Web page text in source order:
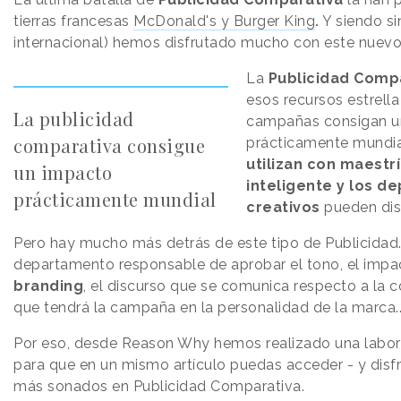
tierras francesas McDonald's y Burger King. Y siendo
internacional) hemos disfrutado mucho con este
La publicidad
comparativa consigue
un impacto
prácticamente mundial
La Publicidad
esos recursos
campañas consigan
prácticamente
utilizan con
inteligente y los
creativos pueden
Pero hay mucho más detrás de este tipo de
departamento responsable de aprobar el tono, el
branding, el discurso que se comunica respecto a la
que tendrá la campaña en la personalidad de la
Por eso, desde Reason Why hemos realizado una
para que en un mismo artículo puedas acceder - y
más sonados en Publicidad Comparativa.